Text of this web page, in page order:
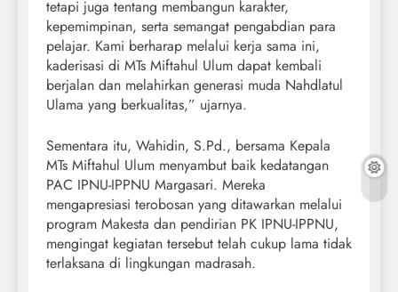
tetapi juga tentang membangun karakter,
kepemimpinan, serta semangat pengabdian para
pelajar. Kami berharap melalui kerja sama ini,
kaderisasi di MTs Miftahul Ulum dapat kembali
berjalan dan melahirkan generasi muda Nahdlatul
Ulama yang berkualitas,” ujarnya.
Sementara itu, Wahidin, S.Pd., bersama Kepala
MTs Miftahul Ulum menyambut baik kedatangan
PAC IPNU-IPPNU Margasari. Mereka
mengapresiasi terobosan yang ditawarkan melalui
program Makesta dan pendirian PK IPNU-IPPNU,
mengingat kegiatan tersebut telah cukup lama tidak
terlaksana di lingkungan madrasah.